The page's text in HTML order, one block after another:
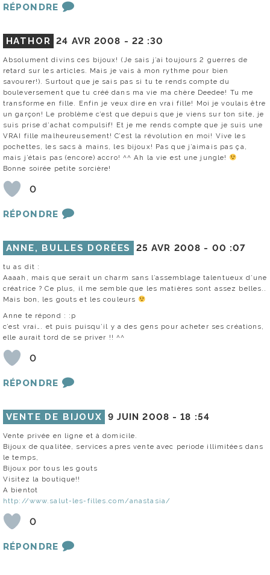
RÉPONDRE
HATHOR 24 AVR 2008 - 22 :30
Absolument divins ces bijoux! (Je sais j’ai toujours 2 guerres de
retard sur les articles. Mais je vais à mon rythme pour bien
savourer!). Surtout que je sais pas si tu te rends compte du
bouleversement que tu créé dans ma vie ma chère Deedee! Tu me
transforme en fille. Enfin je veux dire en vrai fille! Moi je voulais être
un garçon! Le problème c’est que depuis que je viens sur ton site, je
suis prise d’achat compulsif! Et je me rends compte que je suis une
VRAI fille malheureusement! C’est la révolution en moi! Vive les
pochettes, les sacs à mains, les bijoux! Pas que j’aimais pas ça,
mais j’étais pas (encore) accro! ^^ Ah la vie est une jungle!
Bonne soirée petite sorcière!
0
RÉPONDRE
ANNE, BULLES DORÉES 25 AVR 2008 - 00 :07
tu as dit :
Aaaah, mais que serait un charm sans l’assemblage talentueux d’une
créatrice ? Ce plus, il me semble que les matières sont assez belles..
Mais bon, les gouts et les couleurs
Anne te répond : :p
c’est vrai…. et puis puisqu’il y a des gens pour acheter ses créations,
elle aurait tord de se priver !! ^^
0
RÉPONDRE
VENTE DE BIJOUX 9 JUIN 2008 -18 :54
Vente privée en ligne et à domicile.
Bijoux de qualitée, services apres vente avec periode illimitées dans
le temps,
Bijoux por tous les gouts
Visitez la boutique!!
A bientot
http://www.salut-les-filles.com/anastasia/
0
RÉPONDRE